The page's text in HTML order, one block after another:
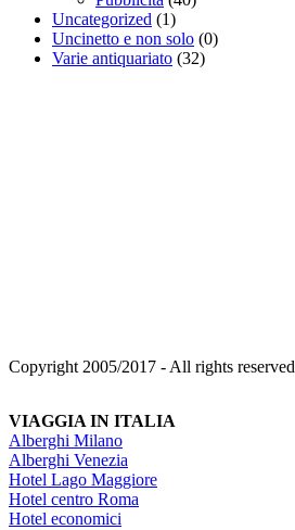
Uncategorized (1)
Uncinetto e non solo (0)
Varie antiquariato (32)
Copyright 2005/2017 - All rights reserved
VIAGGIA IN ITALIA
Alberghi Milano
Alberghi Venezia
Hotel Lago Maggiore
Hotel centro Roma
Hotel economici